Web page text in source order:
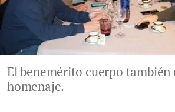
El benemérito cuerpo también
homenaje.